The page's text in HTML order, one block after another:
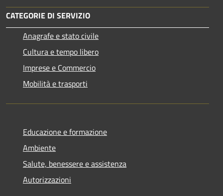
CATEGORIE DI SERVIZIO
Anagrafe e stato civile
Cultura e tempo libero
Imprese e Commercio
Mobilità e trasporti
Educazione e formazione
Ambiente
Salute, benessere e assistenza
Autorizzazioni